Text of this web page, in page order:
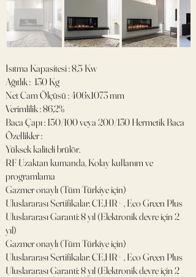
Isıtma Kapasitesi : 8,5 Kw
Ağıtlık : 130 Kg
Net Cam Ölçüsü : 406x1073 mm
Verimlilik : 86,2%
Baca Çapı : 150/100 veya 200/130 Hermetik Baca
Özellikler :
Yüksek kaliteli brülör.
RF Uzaktan kumanda, Kolay kullanım ve
programlama
Gazmer onaylı (Tüm Türkiye için)
Uluslararası Sertifikalar: CE,HR+ , Eco Green Plus
Uluslararası Garanti: 8 yıl (Elektronik devre için 2
yıl)
Gazmer onaylı (Tüm Türkiye için)
Uluslararası Sertifikalar: CE,HR+ , Eco Green Plus
Uluslararası Garanti: 8 yıl (Elektronik devre için 2